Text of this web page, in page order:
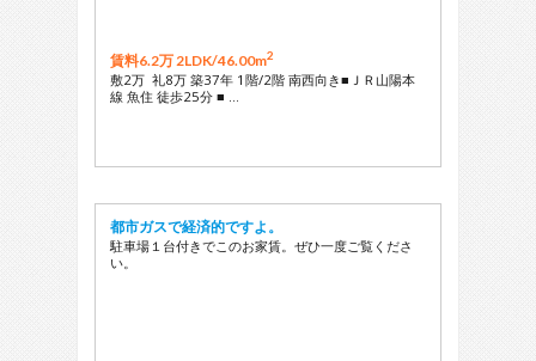
賃料6.2万 2LDK/46.00m2
敷2万 礼8万 築37年 1階/2階 南西向き■ＪＲ山陽本
線 魚住 徒歩25分 ■ …
都市ガスで経済的ですよ。
駐車場１台付きでこのお家賃。ぜひ一度ご覧くださ
い。